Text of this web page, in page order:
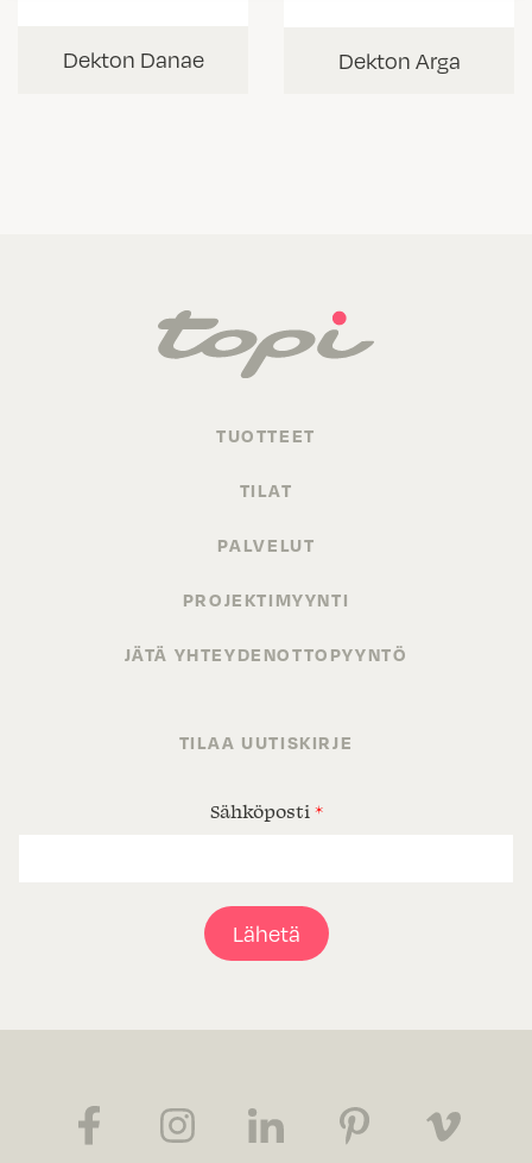
Dekton Danae Dekton Arga
TUOTTEET
TILAT
PALVELUT
PROJEKTIMYYNTI
JÄTÄ YHTEYDENOTTOPYYNTÖ
TILAA UUTISKIRJE
Sähköposti *
Lähetä